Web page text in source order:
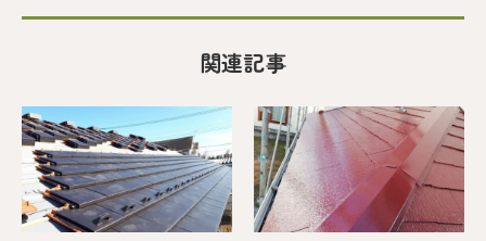
関連記事